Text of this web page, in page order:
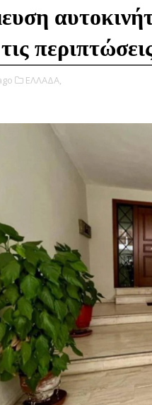
ΕΛΛΑΔΑ,